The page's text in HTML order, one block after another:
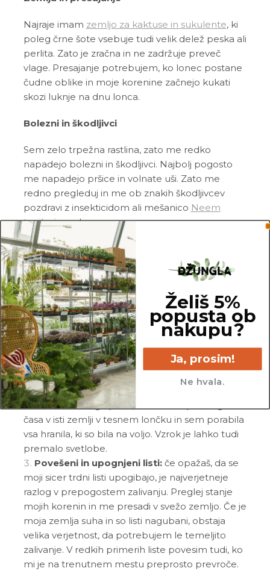
Najraje imam zemljo za kaktuse in sukulente, ki
poleg črne šote vsebuje tudi velik delež peska ali
perlita. Zato je zračna in ne zadržuje preveč
vlage. Presajanje potrebujem, ko lonec postane
čudne oblike in moje korenine začnejo kukati
skozi luknje na dnu lonca.
Bolezni in škodljivci
Sem zelo trpežna rastlina, zato me redko
napadejo bolezni in škodljivci. Najbolj pogosto
me napadejo pršice in volnate uši. Zato me
redno pregleduj in me ob znakih škodljivcev
pozdravi z insekticidom ali mešanico Neem
tonikain vode.
Pogoste težave
Gnitje:če si opazil_a rumenenje in gnitje mojih
listov in/ali korenin, si me po vsej verjetnosti
prekomerno zalil_a. Prosim, da porežeš vse gnile
korenine, potem pa me posadi v popolnoma
svežo in zračno zemljo. Od sedaj naprej me
zalivaj manj.
Neobičajno počasna rast:
zame je sicer
značilno, da rastem zelo počasi, vendar ob
popolni odsotnosti rasti nekaj ni v redu.
Velikokrat do tega pride, ko sem že predolgo
časa v isti zemlji v tesnem lončku in sem porabila
vsa hranila, ki so bila na voljo. Vzrok je lahko tudi
premalo svetlobe.
Povešeni in upognjeni listi:če opažaš, da se
moji sicer trdni listi upogibajo, je najverjetneje
razlog v prepogostem zalivanju. Preglej stanje
mojih korenin in me presadi v svežo zemljo. Če je
moja zemlja suha in so listi nagubani, obstaja
velika verjetnost, da potrebujem le temeljito
zalivanje. V redkih primerih liste povesim tudi, ko
mi je na trenutnem mestu preprosto prevroče.
Želiš 5%
popusta ob
nakupu?
Ja, prosim!
Ne hvala.